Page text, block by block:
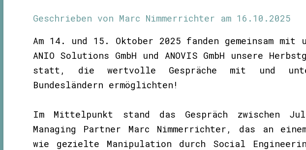
Geschrieben von Marc Nimmerrichter am 16.10.2025
Am 14. und 15. Oktober 2025 fanden gemeinsam mit
ANIO Solutions GmbH und ANOVIS GmbH unsere
statt, die wertvolle Gespräche mit und
Bundesländern ermöglichten!
Im Mittelpunkt stand das Gespräch zwischen
Managing Partner Marc Nimmerrichter, das an
wie gezielte Manipulation durch Social